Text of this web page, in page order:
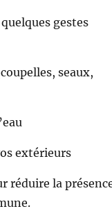
gestes
seaux,
extérieurs
réduire la